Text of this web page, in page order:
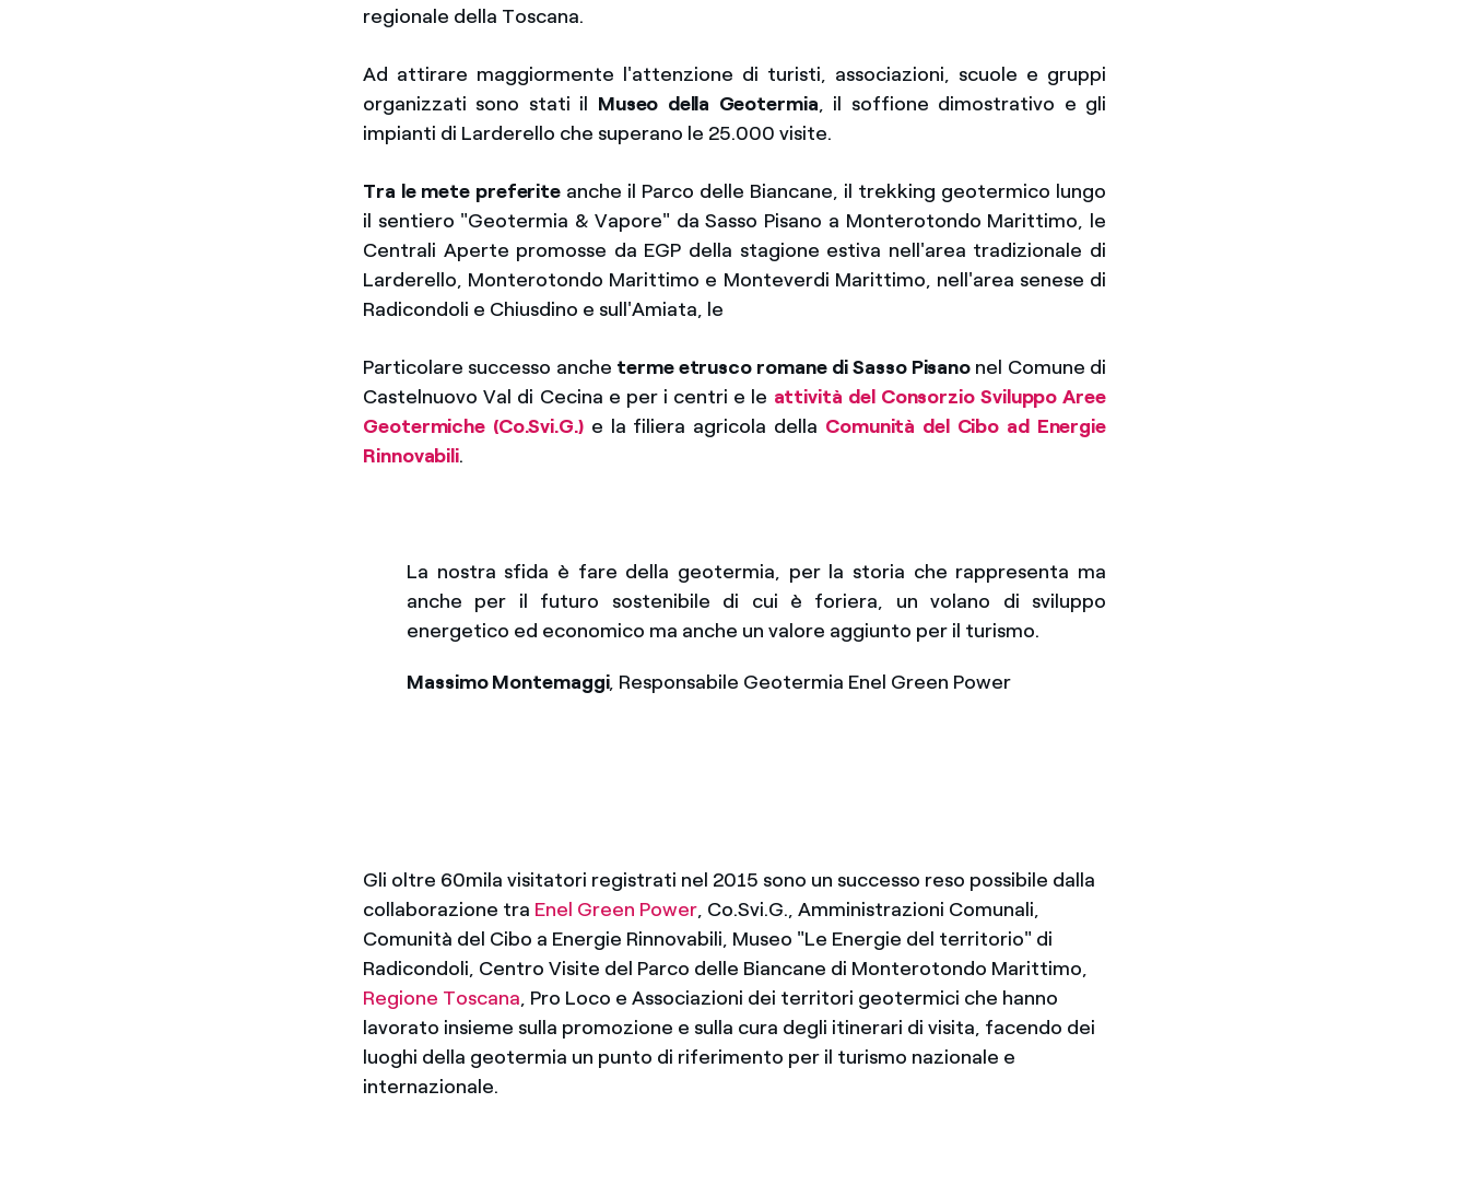
regionale della Toscana.
Ad attirare maggiormente l'attenzione di turisti, associazioni, scuole e gruppi
organizzati sono stati il Museo della Geotermia, il soffione dimostrativo e gli
impianti di Larderello che superano le 25.000 visite.
Tra le mete preferite anche il Parco delle Biancane, il trekking geotermico lungo
il sentiero "Geotermia & Vapore" da Sasso Pisano a Monterotondo Marittimo, le
Centrali Aperte promosse da EGP della stagione estiva nell'area tradizionale di
Larderello, Monterotondo Marittimo e Monteverdi Marittimo, nell'area senese di
Radicondoli e Chiusdino e sull'Amiata, le
Particolare successo anche terme etrusco romane di Sasso Pisano nel Comune di
Castelnuovo Val di Cecina e per i centri e le attività del Consorzio Sviluppo Aree
Geotermiche (Co.Svi.G.)e la filiera agricola della Comunità del Cibo ad Energie
Rinnovabili.
La nostra sfida è fare della geotermia, per la storia che rappresenta ma
anche per il futuro sostenibile di cui è foriera, un volano di sviluppo
energetico ed economico ma anche un valore aggiunto per il turismo.
Massimo Montemaggi, Responsabile Geotermia Enel Green Power
Gli oltre 60mila visitatori registrati nel 2015 sono un successo reso possibile dalla
collaborazione tra Enel Green Power, Co.Svi.G., Amministrazioni Comunali,
Comunità del Cibo a Energie Rinnovabili, Museo "Le Energie del territorio" di
Radicondoli, Centro Visite del Parco delle Biancane di Monterotondo Marittimo,
Regione Toscana, Pro Loco e Associazioni dei territori geotermici che hanno
lavorato insieme sulla promozione e sulla cura degli itinerari di visita, facendo dei
luoghi della geotermia un punto di riferimento per il turismo nazionale e
internazionale.